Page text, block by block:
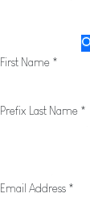
First Name *
Prefix Last Name *
Email Address *